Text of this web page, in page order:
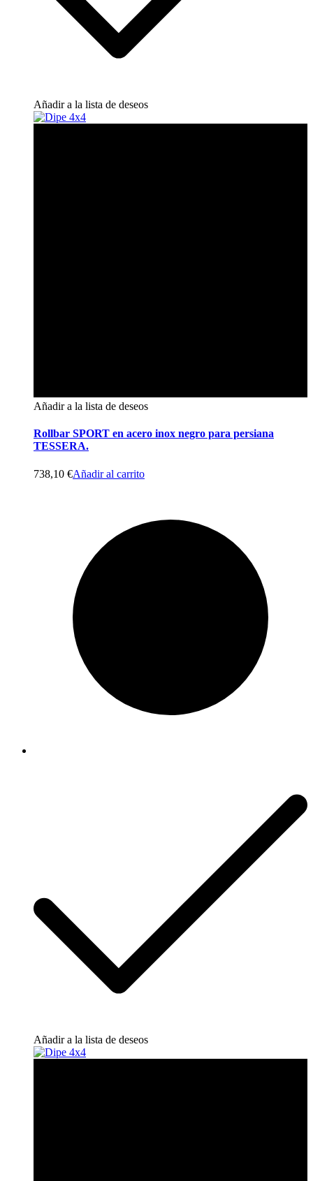
Añadir a la lista de deseos
Añadir a la lista de deseos
Rollbar SPORT en acero inox negro para persiana
TESSERA.
738,10 €Añadir al carrito
Añadir a la lista de deseos